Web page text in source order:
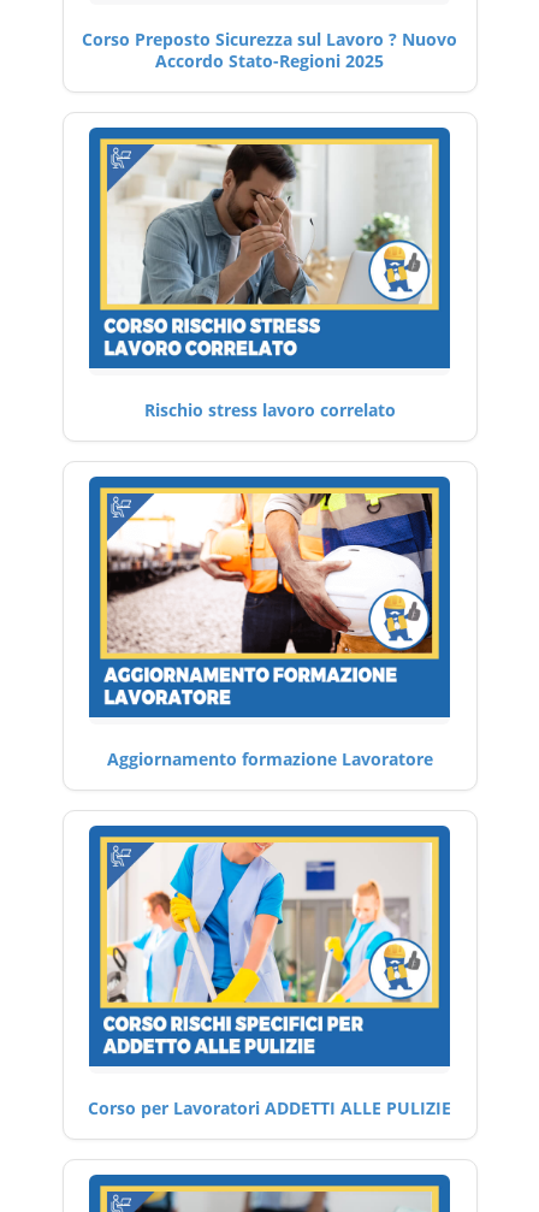
Corso Preposto Sicurezza sul Lavoro ? Nuovo
Accordo Stato-Regioni 2025
Rischio stress lavoro correlato
Aggiornamento formazione Lavoratore
Corso per Lavoratori ADDETTI ALLE PULIZIE